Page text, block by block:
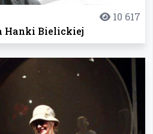
10 617
Hanki Bielickiej